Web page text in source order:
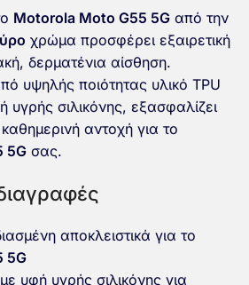
Motorola Moto G55 5G από την
χρώμα προσφέρει εξαιρετική
δερματένια αίσθηση.
υψηλής ποιότητας υλικό TPU
υγρής σιλικόνης, εξασφαλίζει
αντοχή για το
5G σας.
αποκλειστικά για το
5G
με υφή υγρής σιλικόνης για